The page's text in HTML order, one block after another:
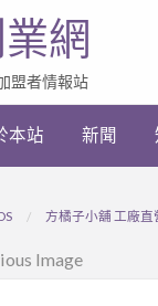
網
盟者情報站
本站 新聞
方橘子小舖 工廠
Image